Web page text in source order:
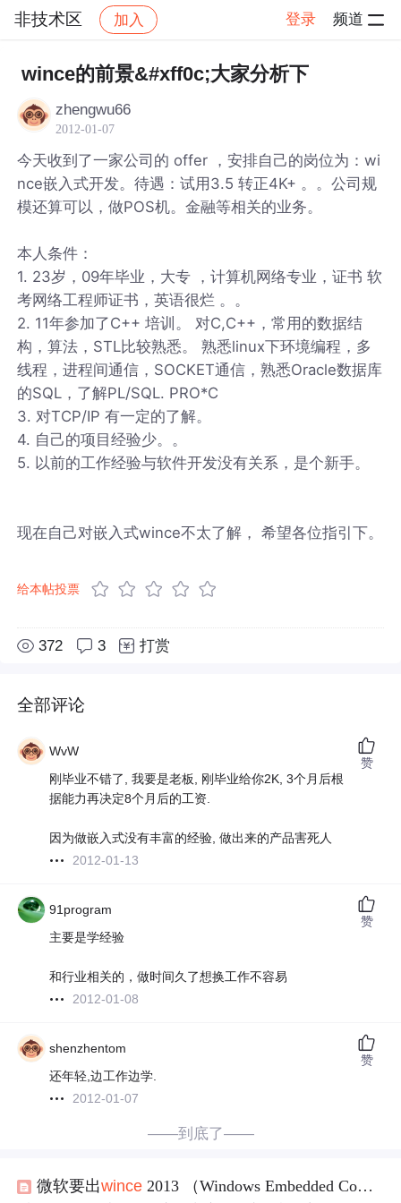
非技术区 加入 登录 频道
社区 非技术区 帖子详情
wince的前景&#xff0c;大家分析下
zhengwu66
2012-01-07
今天收到了一家公司的 offer ，安排自己的岗位为：wi
nce嵌入式开发。待遇：试用3.5 转正4K+ 。。公司规
模还算可以，做POS机。金融等相关的业务。
本人条件：
1. 23岁，09年毕业，大专 ，计算机网络专业，证书 软
考网络工程师证书，英语很烂 。。
2. 11年参加了C++ 培训。 对C,C++，常用的数据结
构，算法，STL比较熟悉。 熟悉linux下环境编程，多
线程，进程间通信，SOCKET通信，熟悉Oracle数据库
的SQL，了解PL/SQL. PRO*C
3. 对TCP/IP 有一定的了解。
4. 自己的项目经验少。。
5. 以前的工作经验与软件开发没有关系，是个新手。
现在自己对嵌入式wince不太了解， 希望各位指引下。
给本帖投票
372 3 打赏
全部评论
WvW
刚毕业不错了, 我要是老板, 刚毕业给你2K, 3个月后根
据能力再决定8个月后的工资.
因为做嵌入式没有丰富的经验, 做出来的产品害死人
2012-01-13
赞
91program
主要是学经验
和行业相关的，做时间久了想换工作不容易
2012-01-08
赞
shenzhentom
还年轻,边工作边学.
2012-01-07
赞
——到底了——
微软要出wince 2013 （Windows Embedded Compact 2013 ）了？！